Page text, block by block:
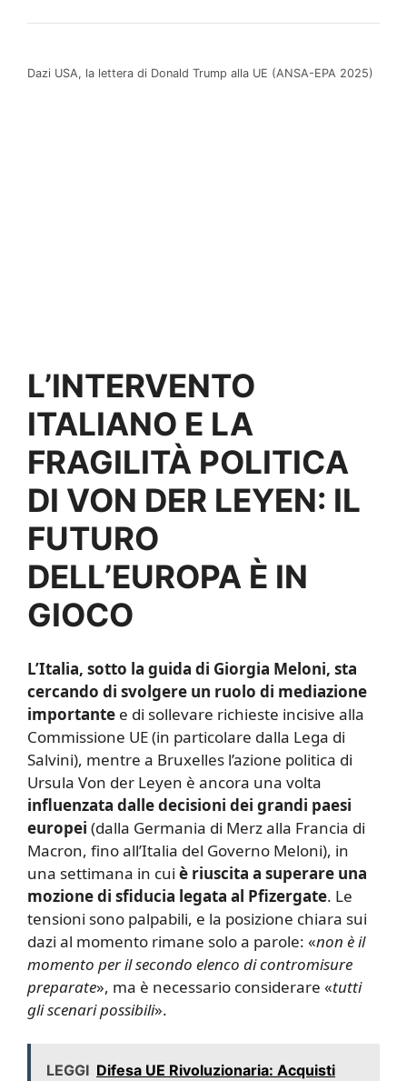
Dazi USA, la lettera di Donald Trump alla UE (ANSA-EPA 2025)
L’INTERVENTO
ITALIANO E LA
FRAGILITÀ POLITICA
DI VON DER LEYEN: IL
FUTURO
DELL’EUROPA È IN
GIOCO
L’Italia, sotto la guida di Giorgia Meloni, sta
cercando di svolgere un ruolo di mediazione
importante e di sollevare richieste incisive alla
Commissione UE (in particolare dalla Lega di
Salvini), mentre a Bruxelles l’azione politica di
Ursula Von der Leyen è ancora una volta
influenzata dalle decisioni dei grandi paesi
europei (dalla Germania di Merz alla Francia di
Macron, fino all’Italia del Governo Meloni), in
una settimana in cui è riuscita a superare una
mozione di sfiducia legata al Pfizergate. Le
tensioni sono palpabili, e la posizione chiara sui
dazi al momento rimane solo a parole: «non è il
momento per il secondo elenco di contromisure
preparate», ma è necessario considerare «tutti
gli scenari possibili».
LEGGI Difesa UE Rivoluzionaria: Acquisti